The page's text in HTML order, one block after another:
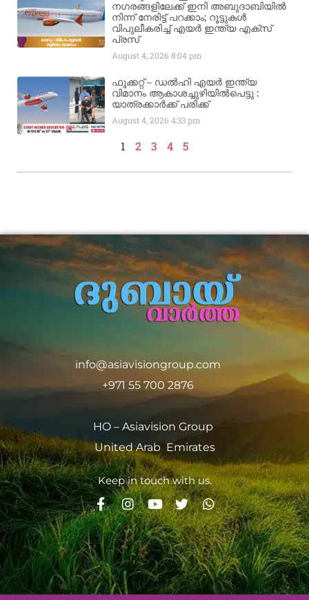
നഗരങ്ങളിലേക്ക് ഇനി അബുദാബിയിൽ
നിന്ന് നേരിട്ട് പറക്കാം; റൂട്ടുകൾ
വിപുലീകരിച്ച് എയർ ഇന്ത്യ എക്സ്
പ്രസ്
August 4, 20268:04 pm
ഫൂക്കറ്റ് – ഡൽഹി എയര്‍ ഇന്ത്യ
വിമാനം ആകാശച്ചുഴിയില്‍പെട്ടു :
യാത്രക്കാര്‍ക്ക് പരിക്ക്
August 4, 20264:33 pm
1 2 3 4 5
info@asiavisiongroup.com
+971 55 700 2876
HO – Asiavision Group
United Arab Emirates
Keep in touch with us.